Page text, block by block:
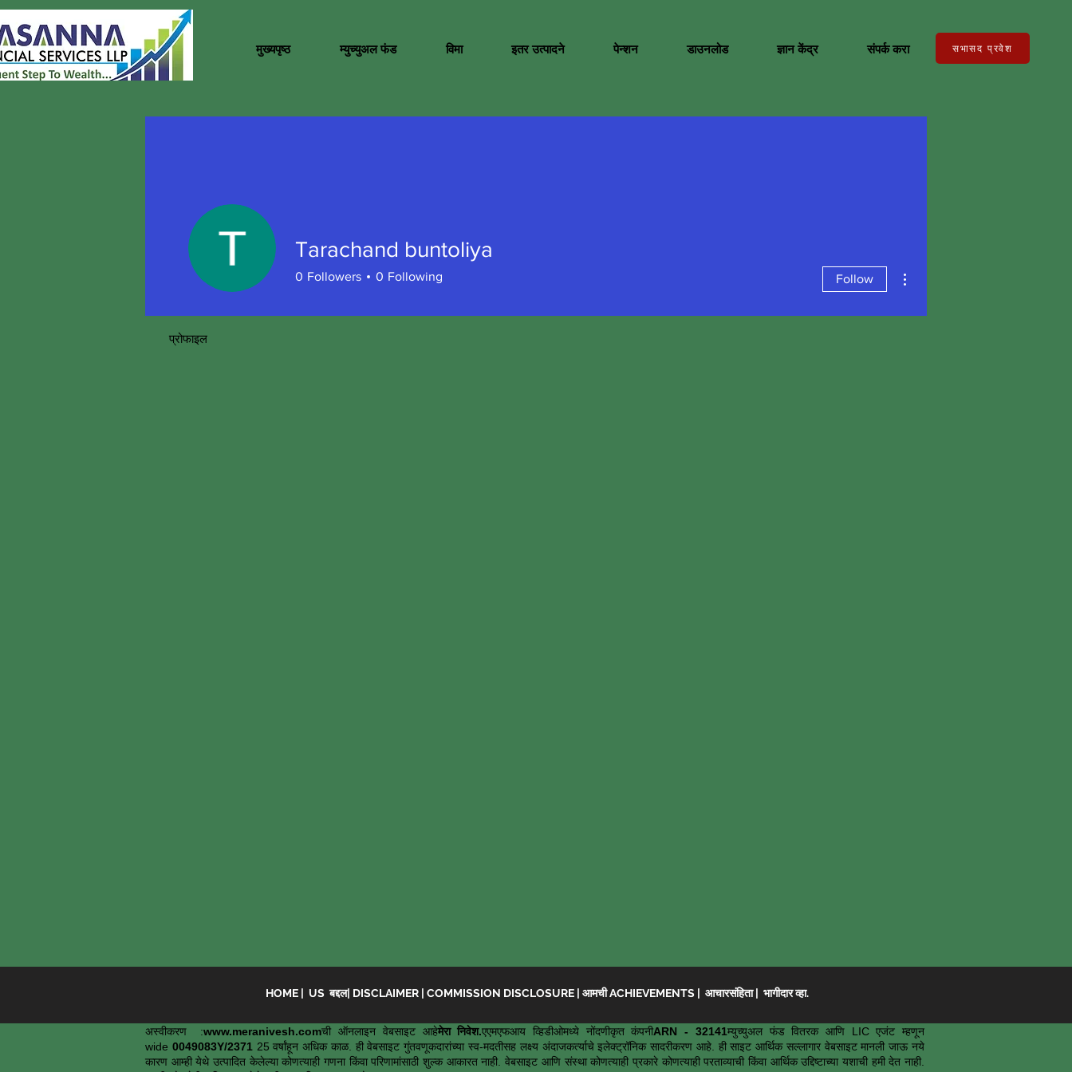
मुख्यपृष्ठ म्युच्युअल फंड विमा इतर उत्पादने पेन्शन डाउनलोड ज्ञान केंद्र संपर्क करा सभासद प्रवेश
Tarachand buntoliya
0 Followers 0 Following Follow
प्रोफाइल
HOME | US बद्दल| DISCLAIMER | COMMISSION DISCLOSURE | आमची ACHIEVEMENTS | आचारसंहिता| भागीदार व्हा.
अस्वीकरण :www.meranivesh.comची ऑनलाइन वेबसाइट आहेमेरा निवेश.एएमएफआय व्हिडीओमध्ये नोंदणीकृत कंपनीARN - 32141म्युच्युअल फंड वितरक आणि LIC एजंट म्हणून
wide 0049083Y/2371 25 वर्षांहून अधिक काळ. ही वेबसाइट गुंतवणूकदारांच्या स्व-मदतीसह लक्ष्य अंदाजकर्त्याचे इलेक्ट्रॉनिक सादरीकरण आहे. ही साइट आर्थिक सल्लागार वेबसाइट मानली जाऊ नये
कारण आम्ही येथे उत्पादित केलेल्या कोणत्याही गणना किंवा परिणामांसाठी शुल्क आकारत नाही. वेबसाइट आणि संस्था कोणत्याही प्रकारे कोणत्याही परताव्याची किंवा आर्थिक उद्दिष्टाच्या यशाची हमी देत नाही.